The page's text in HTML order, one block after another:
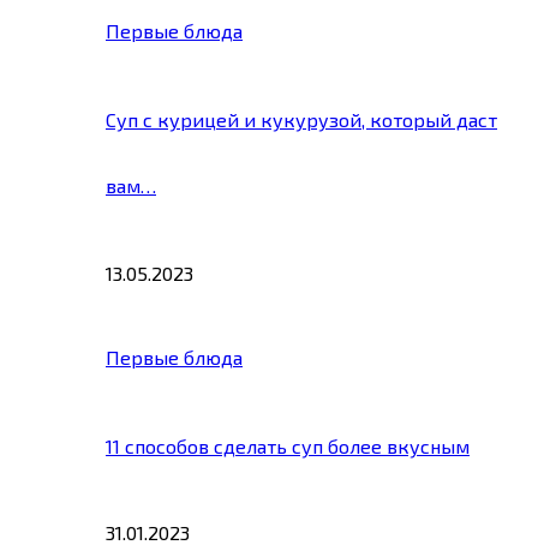
Первые блюда
Суп с курицей и кукурузой, который даст
вам…
13.05.2023
Первые блюда
11 способов сделать суп более вкусным
31.01.2023